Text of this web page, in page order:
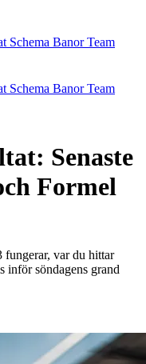
Schema BanorTeam
Schema BanorTeam
Senaste
Formel
var du hittar
inför söndagens grand